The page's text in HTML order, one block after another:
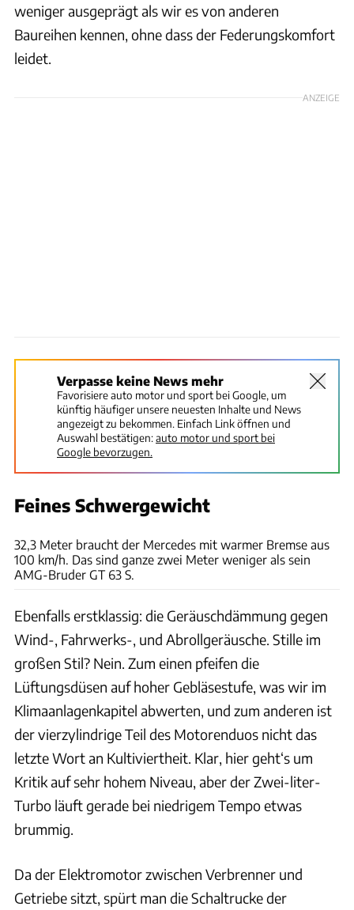
weniger ausgeprägt als wir es von anderen
Baureihen kennen, ohne dass der Federungskomfort
leidet.
ANZEIGE
Verpasse keine News mehr
Favorisiere auto motor und sport bei Google, um
künftig häufiger unsere neuesten Inhalte und News
angezeigt zu bekommen. Einfach Link öffnen und
Auswahl bestätigen:auto motor und sport bei
Google bevorzugen.
Feines Schwergewicht
32,3 Meter braucht der Mercedes mit warmer Bremse aus
100 km/h. Das sind ganze zwei Meter weniger als sein
AMG-Bruder GT 63 S.
Ebenfalls erstklassig: die Geräuschdämmung gegen
Wind-, Fahrwerks-, und Abrollgeräusche. Stille im
großen Stil? Nein. Zum einen pfeifen die
Lüftungsdüsen auf hoher Gebläsestufe, was wir im
Klimaanlagenkapitel abwerten, und zum anderen ist
der vierzylindrige Teil des Motorenduos nicht das
letzte Wort an Kultiviertheit. Klar, hier geht‘s um
Kritik auf sehr hohem Niveau, aber der Zwei-liter-
Turbo läuft gerade bei niedrigem Tempo etwas
brummig.
Da der Elektromotor zwischen Verbrenner und
Getriebe sitzt, spürt man die Schaltrucke der